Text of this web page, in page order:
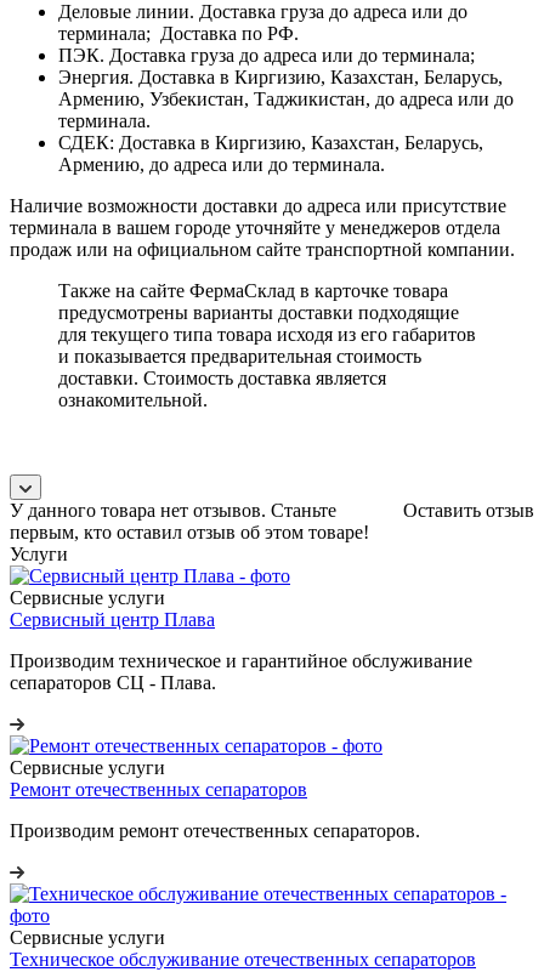
Деловые линии. Доставка груза до адреса или до
терминала; Доставка по РФ.
ПЭК. Доставка груза до адреса или до терминала;
Энергия. Доставка в Киргизию, Казахстан, Беларусь,
Армению, Узбекистан, Таджикистан, до адреса или до
терминала.
СДЕК: Доставка в Киргизию, Казахстан, Беларусь,
Армению, до адреса или до терминала.
Наличие возможности доставки до адреса или присутствие
терминала в вашем городе уточняйте у менеджеров отдела
продаж или на официальном сайте транспортной компании.
Также на сайте ФермаСклад в карточке товара
предусмотрены варианты доставки подходящие
для текущего типа товара исходя из его габаритов
и показывается предварительная стоимость
доставки. Стоимость доставка является
ознакомительной.
Оставить отзыв
У данного товара нет отзывов. Станьте
первым, кто оставил отзыв об этом товаре!
Услуги
Сервисные услуги
Сервисный центр Плава
Производим техническое и гарантийное обслуживание
сепараторов СЦ - Плава.
Сервисные услуги
Ремонт отечественных сепараторов
Производим ремонт отечественных сепараторов.
Сервисные услуги
Техническое обслуживание отечественных сепараторов